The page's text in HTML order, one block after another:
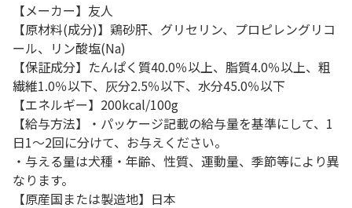
【メーカー】友人
【原材料(成分)】鶏砂肝、グリセリン、プロピレングリコ
ール、リン酸塩(Na)
【保証成分】たんぱく質40.0％以上、脂質4.0％以上、粗
繊維1.0％以下、灰分2.5％以下、水分45.0％以下
【エネルギー】200kcal/100g
【給与方法】・パッケージ記載の給与量を基準にして、1
日1～2回に分けて、お与えください。
・与える量は犬種・年齢、性質、運動量、季節等により異
なります。
【原産国または製造地】日本